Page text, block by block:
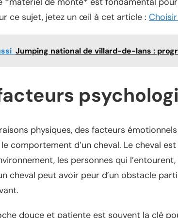
ce sujet, jetez un œil à cet article :
Jumping national de villard-de-lans :
physiques, des facteurs
comportement d’un cheval. Le cheval
les personnes qui
cheval peut avoir peur d’un obstacle
douce et patiente est souvent la clé